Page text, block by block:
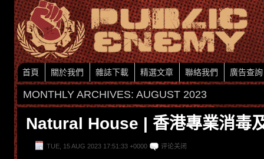
首頁 關於我們 雜誌下載 精選文章 聯絡我們 廣告查詢
MONTHLY ARCHIVES: AUGUST 2023
Natural House | 香港專業消毒
TUE, 15 AUG 2023 17:51:33 +0000 评论关闭